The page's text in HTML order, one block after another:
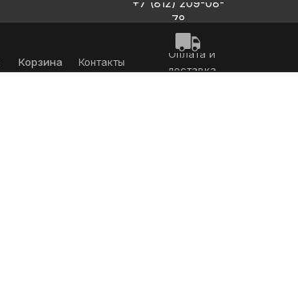
+7 (812) 209-08-
78
Оплата и
доставка
Контакты
Корзина